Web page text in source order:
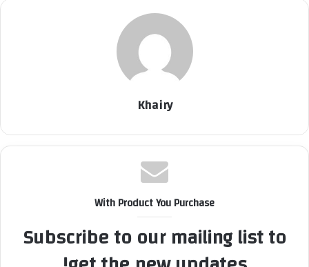
Khairy
With Product You Purchase
Subscribe to our mailing list to